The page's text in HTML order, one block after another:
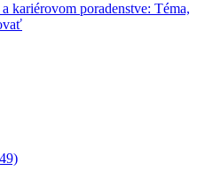
kariérovom poradenstve: Téma,